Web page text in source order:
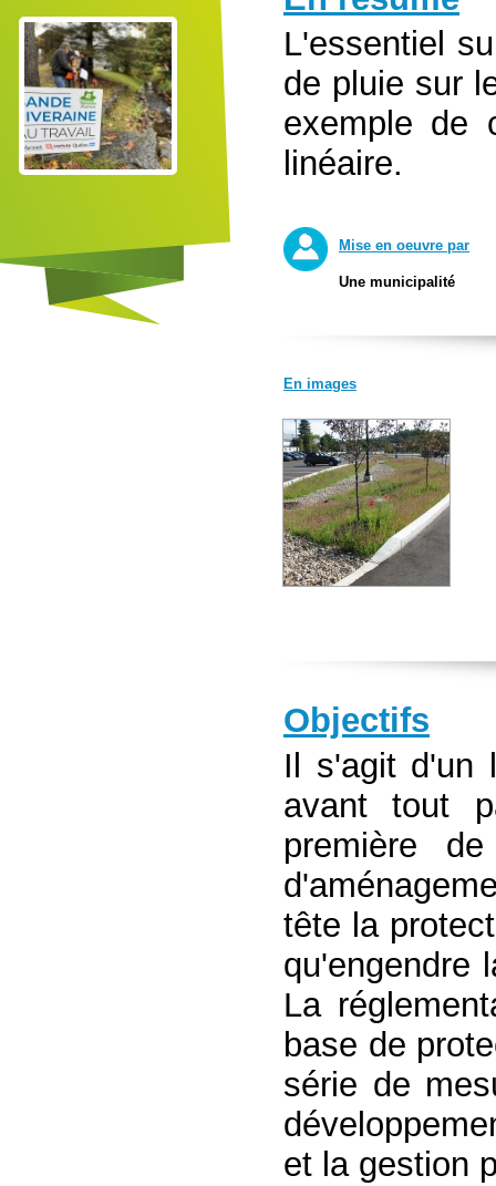
L'essentiel
de pluie sur
exemple de
linéaire.
Mise en oeuvre par
Une municipalité
En images
Objectifs
Il s'agit d'un
avant tout
première
tête la
qu'engendre
La
base de
série de
et la gestion